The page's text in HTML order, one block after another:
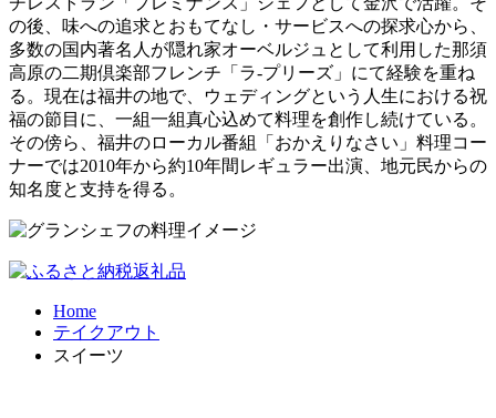
の後、味への追求とおもてなし・サービスへの探求心から、
多数の国内著名人が隠れ家オーベルジュとして利用した那須
高原の二期倶楽部フレンチ「ラ-プリーズ」にて経験を重ね
る。現在は福井の地で、ウェディングという人生における祝
福の節目に、一組一組真心込めて料理を創作し続けている。
その傍ら、福井のローカル番組「おかえりなさい」料理コー
ナーでは2010年から約10年間レギュラー出演、地元民からの
知名度と支持を得る。
Home
テイクアウト
スイーツ